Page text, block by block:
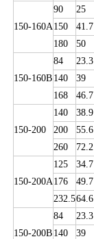
150-160A
90
25
150
41.7
180
50
150-160B
84
23.3
140
39
168
46.7
150-200
140
38.9
200
55.6
260
72.2
150-200A
125
34.7
176
49.7
232.564.6
150-200B
84
23.3
140
39